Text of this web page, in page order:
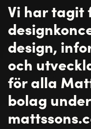
Vi har tagit
design,
och
för alla
bolag